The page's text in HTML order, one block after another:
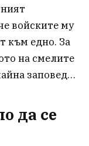
войските му
към едно. За
на смелите
заповед…
да се